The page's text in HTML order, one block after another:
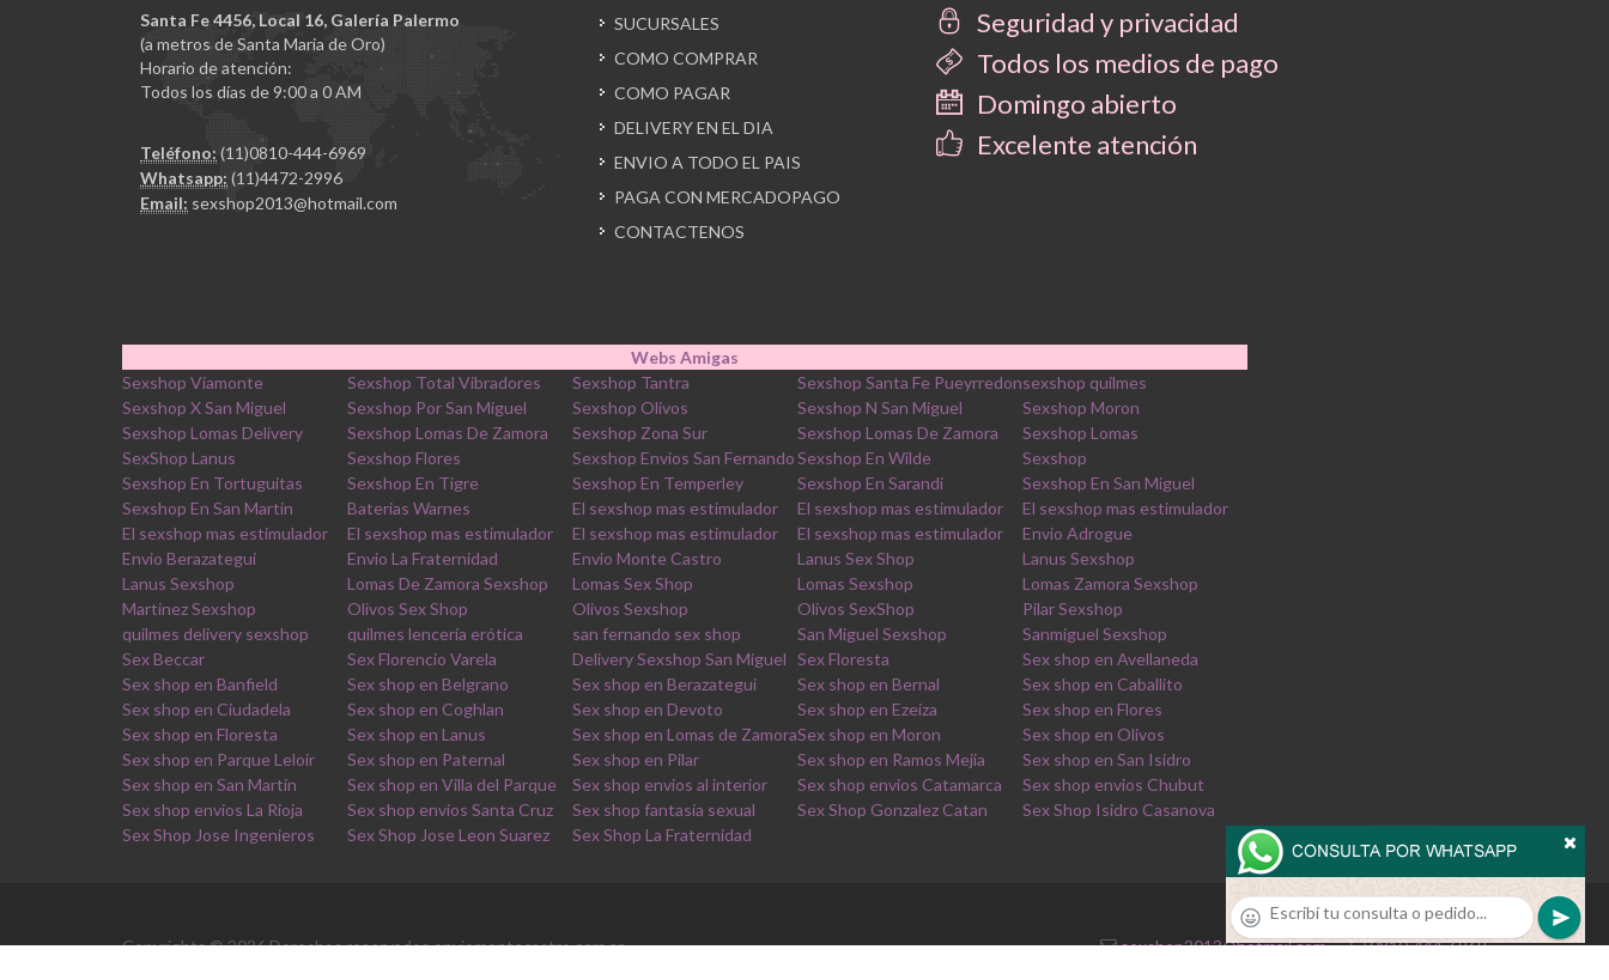
Santa Fe 4456, Local 16, Galería Palermo
(a metros de Santa Maria de Oro)
Horario de atención:
Todos los días de 9:00 a 0 AM
Teléfono: (11)0810-444-6969
Whatsapp: (11)4472-2996
Email: sexshop2013@hotmail.com
SUCURSALES
COMO COMPRAR
COMO PAGAR
DELIVERY EN EL DIA
ENVIO A TODO EL PAIS
PAGA CON MERCADOPAGO
CONTACTENOS
Seguridad y privacidad
Todos los medios de pago
Domingo abierto
Excelente atención
Webs Amigas
Sexshop Viamonte
Sexshop Total Vibradores Sexshop Tantra Sexshop Santa Fe Pueyrredonsexshop quilmes
Sexshop X San Miguel
Sexshop Por San Miguel Sexshop Olivos Sexshop N San Miguel
Sexshop Moron
Sexshop Lomas Delivery
Sexshop Lomas De Zamora Sexshop Zona Sur Sexshop Lomas De Zamora
Sexshop Lomas
SexShop Lanus
Sexshop Flores Sexshop Envios San FernandoSexshop En Wilde
Sexshop
Sexshop En Tortuguitas
Sexshop En Tigre Sexshop En Temperley Sexshop En Sarandi
Sexshop En San Miguel
Sexshop En San Martin
Baterias Warnes El sexshop mas estimulador El sexshop mas estimulador
El sexshop mas estimulador
El sexshop mas estimulador
El sexshop mas estimulador El sexshop mas estimulador El sexshop mas estimulador
Envio Adrogue
Envio Berazategui
Envio La Fraternidad Envio Monte Castro Lanus Sex Shop
Lanus Sexshop
Lanus Sexshop
Lomas De Zamora Sexshop Lomas Sex Shop Lomas Sexshop
Lomas Zamora Sexshop
Martinez Sexshop
Olivos Sex Shop Olivos Sexshop Olivos SexShop
Pilar Sexshop
quilmes delivery sexshop
quilmes lencería erótica san fernando sex shop San Miguel Sexshop
Sanmiguel Sexshop
Sex Beccar
Sex Florencio Varela Delivery Sexshop San Miguel Sex Floresta
Sex shop en Avellaneda
Sex shop en Banfield
Sex shop en Belgrano Sex shop en Berazategui Sex shop en Bernal
Sex shop en Caballito
Sex shop en Ciudadela
Sex shop en Coghlan Sex shop en Devoto Sex shop en Ezeiza
Sex shop en Flores
Sex shop en Floresta
Sex shop en Lanus Sex shop en Lomas de ZamoraSex shop en Moron
Sex shop en Olivos
Sex shop en Parque Leloir
Sex shop en Paternal Sex shop en Pilar Sex shop en Ramos Mejia
Sex shop en San Isidro
Sex shop en San Martin
Sex shop en Villa del Parque Sex shop envios al interior Sex shop envios Catamarca
Sex shop envios Chubut
Sex shop envios La Rioja
Sex shop envios Santa Cruz Sex shop fantasia sexual Sex Shop Gonzalez Catan
Sex Shop Isidro Casanova
Sex Shop Jose Ingenieros
Sex Shop Jose Leon Suarez Sex Shop La Fraternidad
Copyrights © 2026 Derechos reservados enviomontecastro.com.ar sexshop2013@hotmail.com · 0810-444-6969